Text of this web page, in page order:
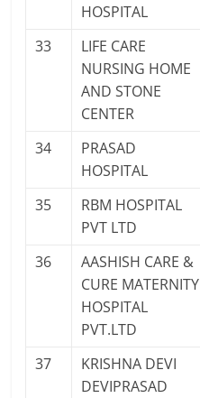
HOSPITAL
33
LIFE CARE
NURSING HOME
AND STONE
CENTER
34
PRASAD
HOSPITAL
35
RBM HOSPITAL
PVT LTD
36
AASHISH CARE &
CURE MATERNITY
HOSPITAL
PVT.LTD
37
KRISHNA DEVI
DEVIPRASAD